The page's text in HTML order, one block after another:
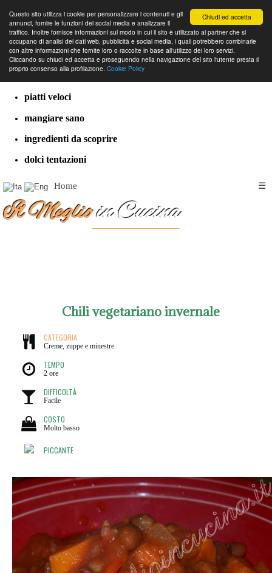
Chiudi ed accetta
Questo sito utilizza i cookie per personalizzare i contenuti e gli
annunci, fornire le funzioni dei social media e analizzare il
traffico. Inoltre fornisce informazioni sul modo in cui il sito è utilizzato ai partner che si
occupano di analisi dei dati web, pubblicità e social media, i quali potrebbero combinarle
con altre informazioni che fornite loro o raccolte in base all'utilizzo dei loro servizi.
Cliccando su chiudi ed accetta e proseguendo nella navigazione del sito l'utente presta il
proprio consenso alla profilazione. Cookie Policy
cucina dal mondo
ricette classiche
piatti veloci
mangiare sano
ingredienti da scoprire
dolci tentazioni
Home ☰
Il Meglioin Cucina
Chili vegetariano invernale
CATEGORIA
Creme, zuppe e minestre
TEMPO
2 ore
DIFFICOLTÀ
Facile
COSTO
Molto basso
PICCANTE